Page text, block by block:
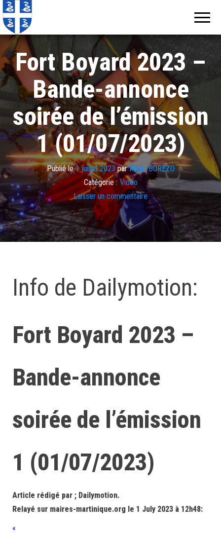
Fort Boyard 2023 –
Bande-annonce
soirée de l’émission
1 (01/07/2023)
Publié le1 juillet 2023parKillian BOREZO
Catégorie : Video
Laisser un commentaire
Info de Dailymotion:
Fort Boyard 2023 –
Bande-annonce
soirée de l’émission
1 (01/07/2023)
Article rédigé par ; Dailymotion.
Relayé sur maires-martinique.org le 1 July 2023 à 12h48:
«